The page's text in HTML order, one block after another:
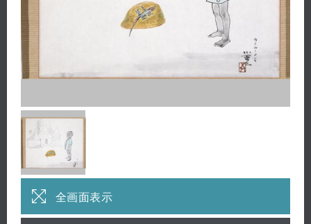
全画面表示